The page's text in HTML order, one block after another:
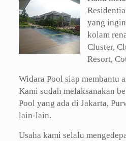
yang
kolam
Cluster,
Resort,
Widara Pool siap membantu
Kami sudah melaksanakan
Pool yang ada di Jakarta,
lain-lain.
Usaha kami selalu